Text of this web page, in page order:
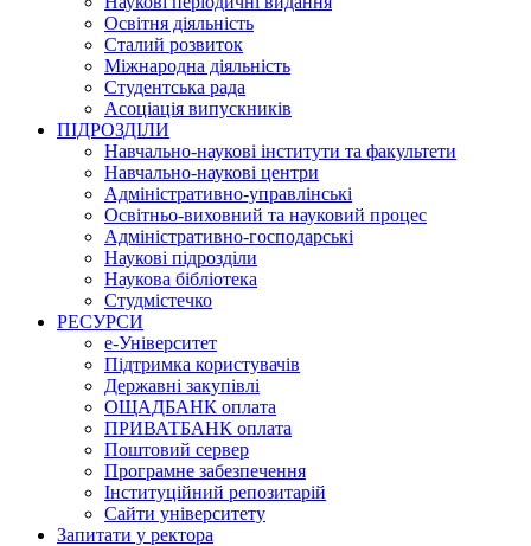
Освітня діяльність
Сталий розвиток
Міжнародна діяльність
Студентська рада
Асоціація випускників
ПІДРОЗДІЛИ
Навчально-наукові інститути та факультети
Навчально-наукові центри
Адміністративно-управлінські
Освітньо-виховний та науковий процес
Адміністративно-господарські
Наукові підрозділи
Наукова бібліотека
Студмістечко
РЕСУРСИ
е-Університет
Підтримка користувачів
Державні закупівлі
ОЩАДБАНК оплата
ПРИВАТБАНК оплата
Поштовий сервер
Програмне забезпечення
Інституційний репозитарій
Сайти університету
Запитати у ректора